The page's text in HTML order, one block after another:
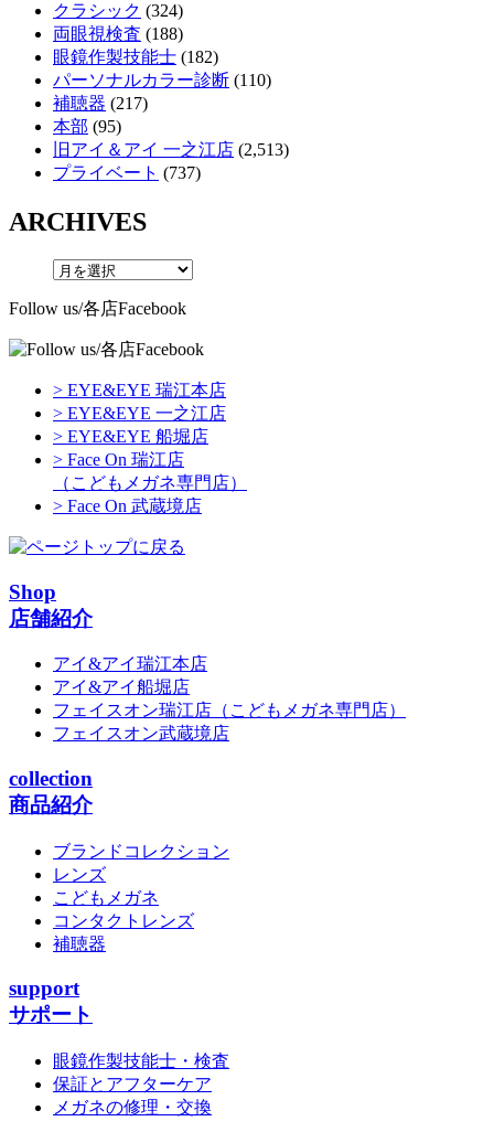
クラシック (324)
両眼視検査 (188)
眼鏡作製技能士 (182)
パーソナルカラー診断 (110)
補聴器 (217)
本部 (95)
旧アイ＆アイ 一之江店 (2,513)
プライベート (737)
ARCHIVES
Follow us/各店Facebook
> EYE&EYE 瑞江本店
> EYE&EYE 一之江店
> EYE&EYE 船堀店
> Face On 瑞江店
（こどもメガネ専門店）
> Face On 武蔵境店
Shop
店舗紹介
アイ&アイ瑞江本店
アイ&アイ船堀店
フェイスオン瑞江店 （こどもメガネ専門店）
フェイスオン武蔵境店
collection
商品紹介
ブランドコレクション
レンズ
こどもメガネ
コンタクトレンズ
補聴器
support
サポート
眼鏡作製技能士・検査
保証とアフターケア
メガネの修理・交換